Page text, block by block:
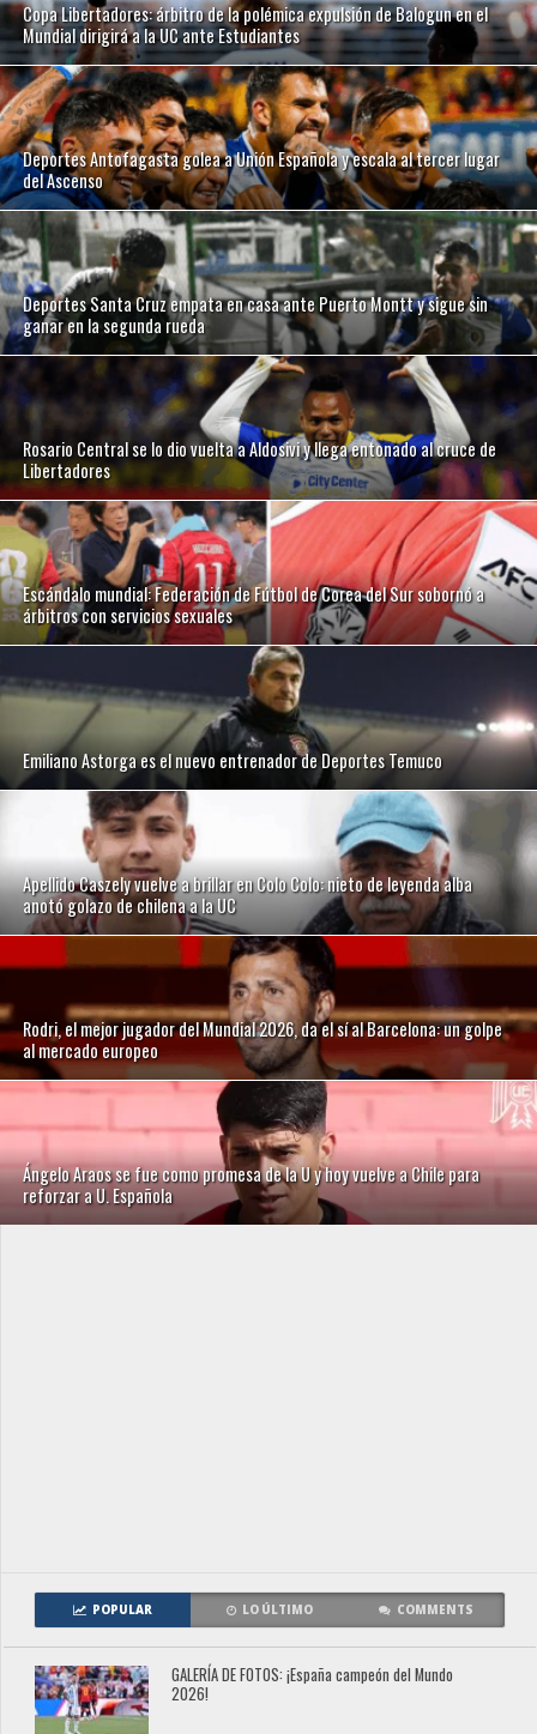
Copa Libertadores: árbitro de la polémica expulsión de Balogun en el
Mundial dirigirá a la UC ante Estudiantes
Deportes Antofagasta golea a Unión Española y escala al tercer lugar
del Ascenso
Deportes Santa Cruz empata en casa ante Puerto Montt y sigue sin
ganar en la segunda rueda
Rosario Central se lo dio vuelta a Aldosivi y llega entonado al cruce de
Libertadores
Escándalo mundial: Federación de Fútbol de Corea del Sur sobornó a
árbitros con servicios sexuales
Emiliano Astorga es el nuevo entrenador de Deportes Temuco
Apellido Caszely vuelve a brillar en Colo Colo: nieto de leyenda alba
anotó golazo de chilena a la UC
Rodri, el mejor jugador del Mundial 2026, da el sí al Barcelona: un golpe
al mercado europeo
Ángelo Araos se fue como promesa de la U y hoy vuelve a Chile para
reforzar a U. Española
POPULAR LO ÚLTIMO COMMENTS
GALERÍA DE FOTOS: ¡España campeón del Mundo
2026!